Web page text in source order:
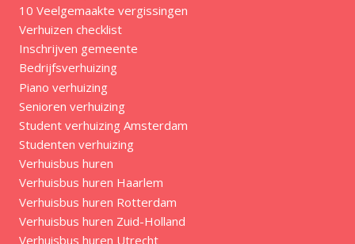
10 Veelgemaakte vergissingen
Verhuizen checklist
Inschrijven gemeente
Bedrijfsverhuizing
Piano verhuizing
Senioren verhuizing
Student verhuizing Amsterdam
Studenten verhuizing
Verhuisbus huren
Verhuisbus huren Haarlem
Verhuisbus huren Rotterdam
Verhuisbus huren Zuid-Holland
Verhuisbus huren Utrecht